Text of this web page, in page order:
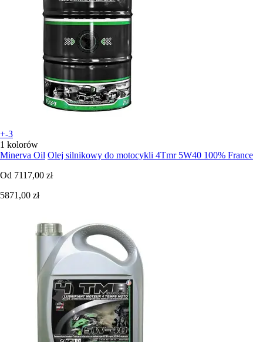
+-3
1 kolorów
Minerva Oil Olej silnikowy do motocykli 4Tmr 5W40 100% France
Od 7117,00 zł
5871,00 zł